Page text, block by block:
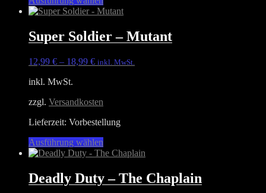
Produkt
mehrere
Varianten
Die
der
Produktseite
gewählt
werden
Super Soldier – Mutant
12,99 € – 18,99 € inkl. MwSt.
inkl. MwSt.
zzgl. Versandkosten
Lieferzeit: Vorbestellung
Ausführung wählen
Produkt
mehrere
Varianten
Deadly Duty – The Chaplain